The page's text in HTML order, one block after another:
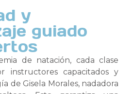
y
guiado
de natación, cada clase
instructores capacitados y
de Gisela Morales, nadadora